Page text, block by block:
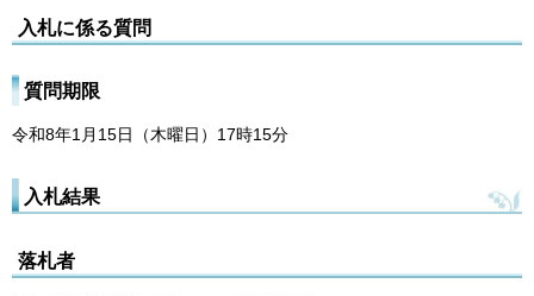
入札に係る質問
質問期限
令和8年1月15日（木曜日）17時15分
入札結果
落札者